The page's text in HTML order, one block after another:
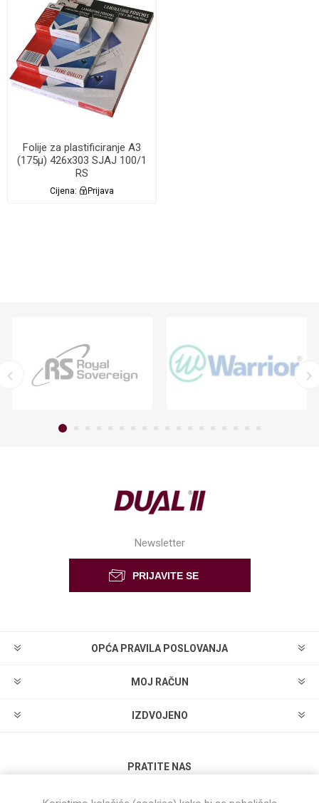
Folije za plastificiranje A3
(175µ) 426x303 SJAJ 100/1
RS
Cijena: Prijava
Newsletter
OPĆA PRAVILA POSLOVANJA
MOJ RAČUN
IZDVOJENO
PRATITE NAS